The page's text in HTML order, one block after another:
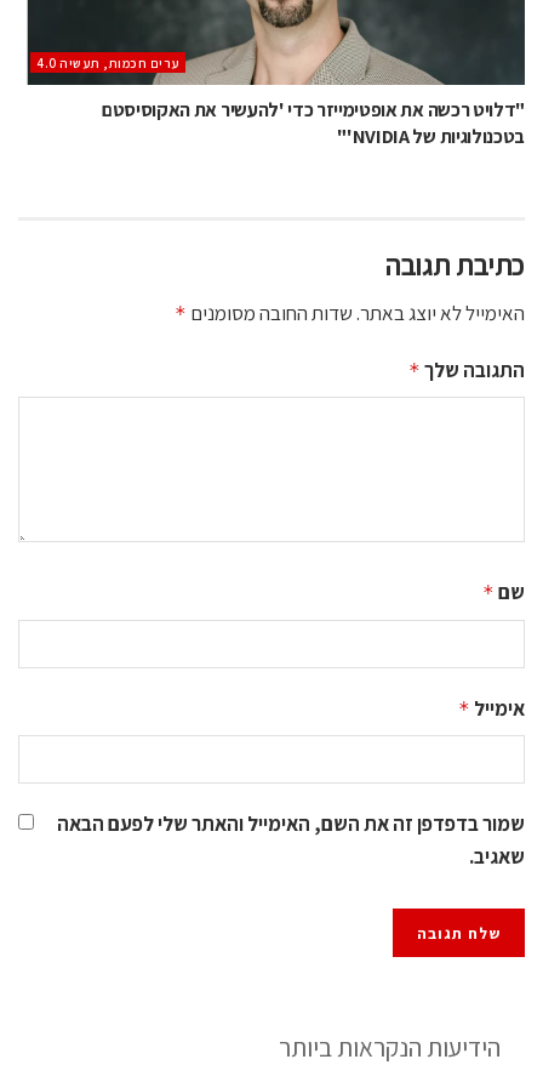
ערים חכמות, תעשיה 4.0
"דלויט רכשה את אופטימייזר כדי 'להעשיר את האקוסיסטם
בטכנולוגיות של NVIDIA'"
כתיבת תגובה
האימייל לא יוצג באתר.שדות החובה מסומנים *
התגובה שלך *
שם *
אימייל *
שמור בדפדפן זה את השם, האימייל והאתר שלי לפעם הבאה
שאגיב.
הידיעות הנקראות ביותר